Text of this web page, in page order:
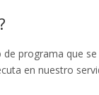
programa que
en nuestro